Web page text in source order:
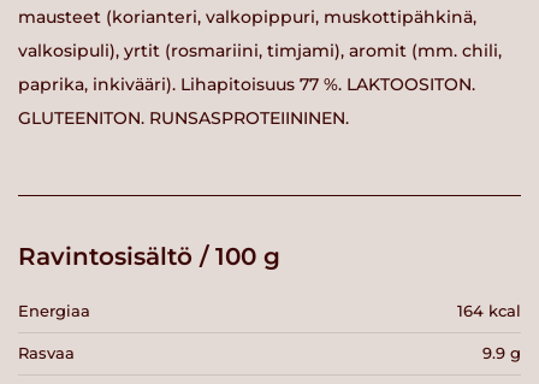
mausteet (korianteri, valkopippuri, muskottipähkinä,
valkosipuli), yrtit (rosmariini, timjami), aromit (mm. chili,
paprika, inkivääri). Lihapitoisuus 77 %. LAKTOOSITON.
GLUTEENITON. RUNSASPROTEIININEN.
Ravintosisältö / 100 g
Energiaa 164 kcal
Rasvaa 9.9 g